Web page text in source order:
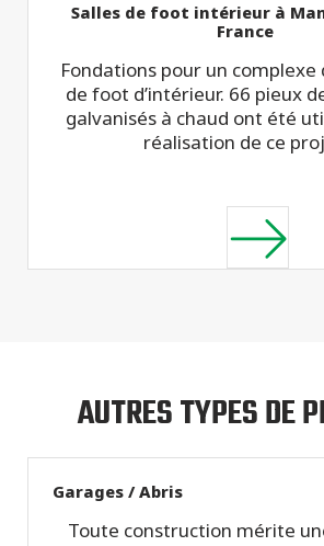
Salles de foot intérieur à
France
Fondations pour un
de foot d’intérieur. 66 pieux
galvanisés à chaud ont été
réalisation de ce
AUTRES TYPES DE
Garages / Abris
Toute construction mérite